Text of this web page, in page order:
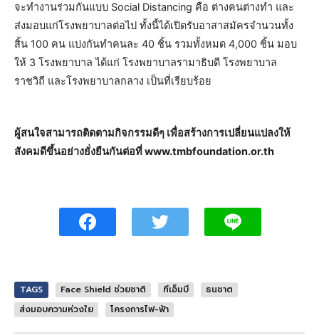
จะทำงานร่วมกันแบบ Social Distancing คือ ต่างคนต่างทำ และ
ส่งมอบแก่โรงพยาบาลต่อไป ทั้งนี้ได้เปิดรับอาสาสมัครจำนวนทั้ง
สิ้น 100 คน แบ่งกันทำคนละ 40 ชิ้น รวมทั้งหมด 4,000 ชิ้น มอบ
ให้ 3 โรงพยาบาล ได้แก่ โรงพยาบาลรามาธิบดี โรงพยาบาล
ราชวิถี และโรงพยาบาลกลาง เป็นที่เรียบร้อย
ผู้สนใจสามารถติดตามกิจกรรมดีๆ เพื่อสร้างการเปลี่ยนแปลงให้
สังคมดีขึ้นอย่างยั่งยืนกันต่อที่ www.tmbfoundation.or.th
TAGS Face Shield ช่วยชาติ ทีเอ็มบี
ธนชาต
ส่งมอบความห่วงใย
โครงการไฟ-ฟ้า